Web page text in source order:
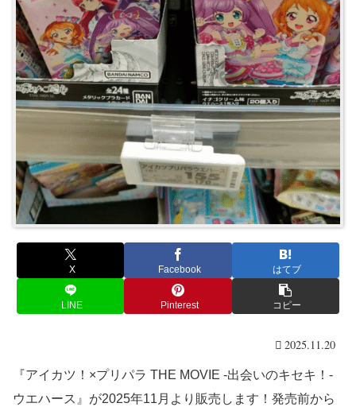
X Facebook はてブ
LINE Pinterest コピー
2025.11.20
『アイカツ！×プリパラ THE MOVIE ‐出会いのキセキ！‐
ウエハース』が2025年11月より販売します！発売前から